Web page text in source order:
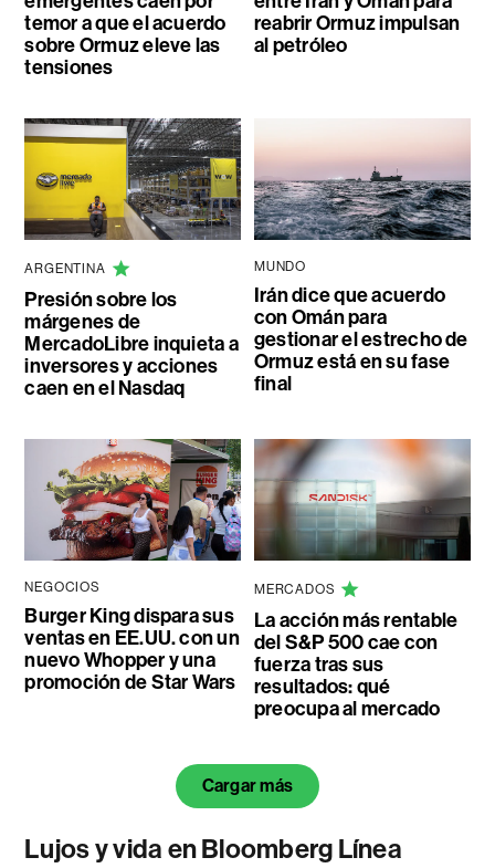
temor a que el acuerdo
sobre Ormuz eleve las
tensiones
reabrir Ormuz impulsan
al petróleo
ARGENTINA
Presión sobre los
márgenes de
MercadoLibre inquieta a
inversores y acciones
caen en el Nasdaq
MUNDO
Irán dice que acuerdo
con Omán para
gestionar el estrecho de
Ormuz está en su fase
final
NEGOCIOS
Burger King dispara sus
ventas en EE.UU. con un
nuevo Whopper y una
promoción de Star Wars
MERCADOS
La acción más rentable
del S&P 500 cae con
fuerza tras sus
resultados: qué
preocupa al mercado
Cargar más
Lujos y vida en Bloomberg Línea